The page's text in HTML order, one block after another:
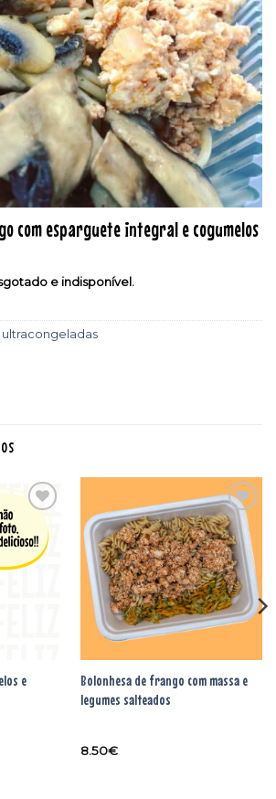
favoritos
com esparguete integral e cogumelos
e indisponível.
ultracongeladas
Adicionar
aos
favoritos
e
Adicionar
aos
favoritos
Bolonhesa de frango com massa e
legumes salteados
8.50€